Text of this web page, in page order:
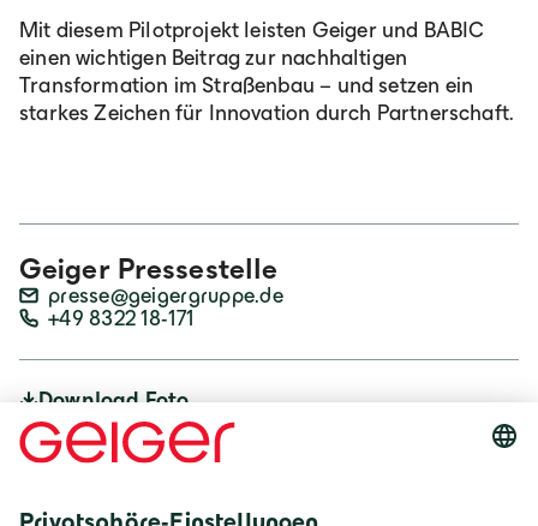
Geiger Pressestelle
presse@geigergruppe.de
+49 8322 18-171
Download Foto
JPG
Mit diesem Pilotprojekt leisten Geiger und BABIC
einen wichtigen Beitrag zur nachhaltigen
Transformation im Straßenbau – und setzen ein
starkes Zeichen für Innovation durch Partnerschaft.